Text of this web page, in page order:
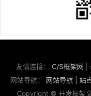
友情连接： C/S框架网
网站导航： 网站导航 站
Copyright © 开发框架